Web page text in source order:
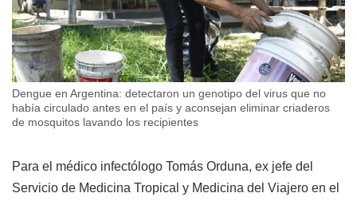
Dengue en Argentina: detectaron un genotipo del virus que no
había circulado antes en el país y aconsejan eliminar criaderos
de mosquitos lavando los recipientes
Para el médico infectólogo Tomás Orduna, ex jefe del
Servicio de Medicina Tropical y Medicina del Viajero en el